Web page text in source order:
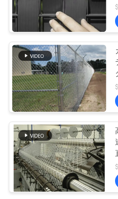
私
達
に
連
絡
し
な
さ
い
一時的な
フェンシ
溶接金網